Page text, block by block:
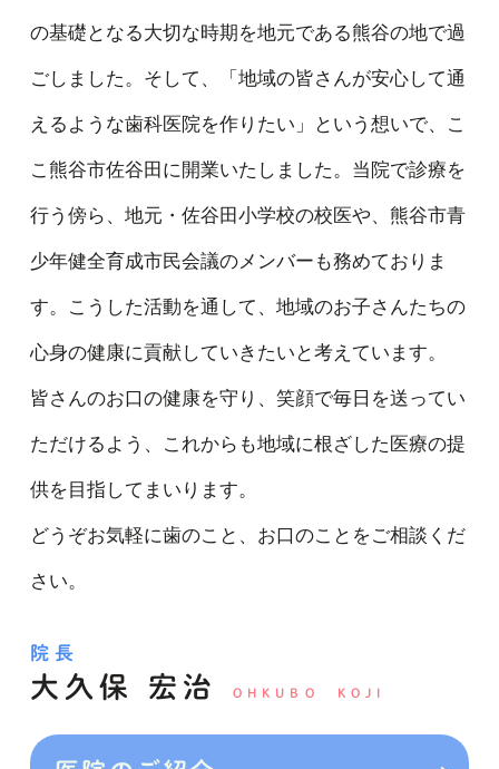
の基礎となる大切な時期を地元である熊谷の地で過
ごしました。そして、「地域の皆さんが安心して通
えるような歯科医院を作りたい」という想いで、こ
こ熊谷市佐谷田に開業いたしました。当院で診療を
行う傍ら、地元・佐谷田小学校の校医や、熊谷市青
少年健全育成市民会議のメンバーも務めておりま
す。こうした活動を通して、地域のお子さんたちの
心身の健康に貢献していきたいと考えています。
皆さんのお口の健康を守り、笑顔で毎日を送ってい
ただけるよう、これからも地域に根ざした医療の提
供を目指してまいります。
どうぞお気軽に歯のこと、お口のことをご相談くだ
さい。
院長
大久保 宏治 OHKUBO KOJI